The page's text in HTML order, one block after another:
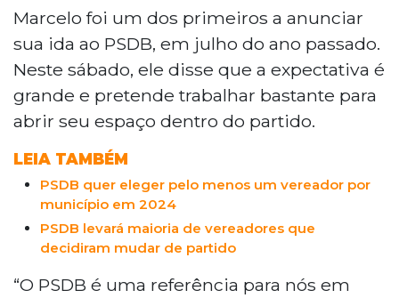
Marcelo foi um dos primeiros a anunciar
sua ida ao PSDB, em julho do ano passado.
Neste sábado, ele disse que a expectativa é
grande e pretende trabalhar bastante para
abrir seu espaço dentro do partido.
LEIA TAMBÉM
PSDB quer eleger pelo menos um vereador por
município em 2024
PSDB levará maioria de vereadores que
decidiram mudar de partido
“O PSDB é uma referência para nós em